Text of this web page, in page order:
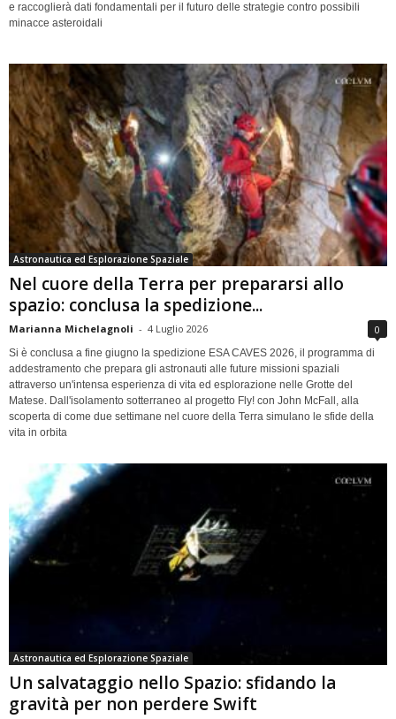
e raccoglierà dati fondamentali per il futuro delle strategie contro possibili
minacce asteroidali
Astronautica ed Esplorazione Spaziale
Nel cuore della Terra per prepararsi allo
spazio: conclusa la spedizione...
Marianna Michelagnoli - 4 Luglio 2026 0
Si è conclusa a fine giugno la spedizione ESA CAVES 2026, il programma di
addestramento che prepara gli astronauti alle future missioni spaziali
attraverso un'intensa esperienza di vita ed esplorazione nelle Grotte del
Matese. Dall'isolamento sotterraneo al progetto Fly! con John McFall, alla
scoperta di come due settimane nel cuore della Terra simulano le sfide della
vita in orbita
Astronautica ed Esplorazione Spaziale
Un salvataggio nello Spazio: sfidando la
gravità per non perdere Swift